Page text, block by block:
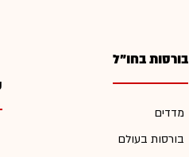
בורסות בחו"ל
מדדים
בורסות בעולם